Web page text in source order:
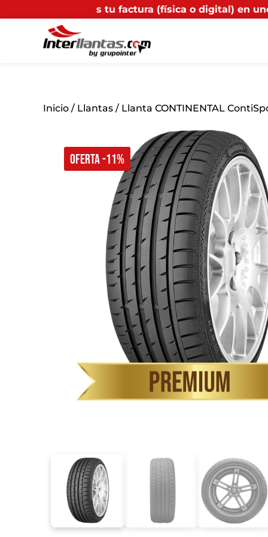
factura (física o digital) en uno de nuestros
OFERTA -11%
Inicio / Llantas / Llanta CONTINENTAL